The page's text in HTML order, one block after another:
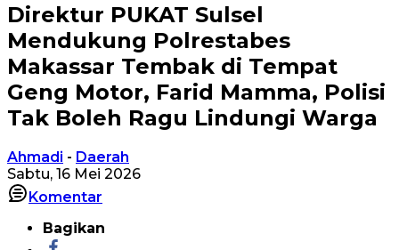
Direktur PUKAT Sulsel
Mendukung Polrestabes
Makassar Tembak di Tempat
Geng Motor, Farid Mamma, Polisi
Tak Boleh Ragu Lindungi Warga
Ahmadi - Daerah
Sabtu, 16 Mei 2026
Komentar
Bagikan